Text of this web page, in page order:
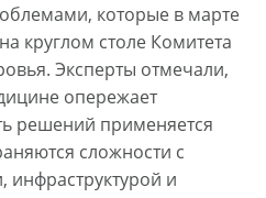
которые в марте
круглом столе Комитета
Эксперты отмечали,
опережает
решений применяется
сложности с
инфраструктурой и